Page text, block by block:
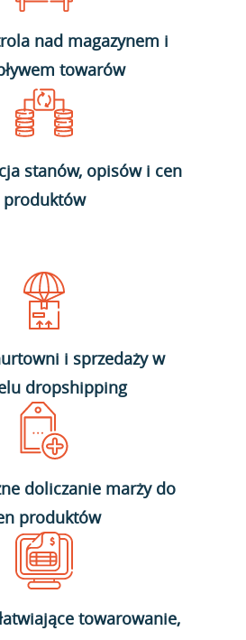
nad magazynem i
towarów
stanów, opisów i cen
produktów
i sprzedaży w
dropshipping
doliczanie marży do
produktów
towarowanie,